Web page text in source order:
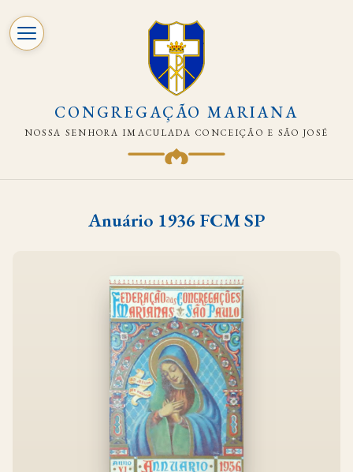
CONGREGAÇÃO MARIANA
NOSSA SENHORA IMACULADA CONCEIÇÃO E SÃO JOSÉ
Anuário 1936 FCM SP